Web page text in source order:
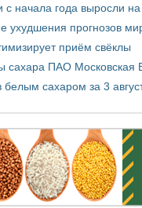
начала года выросли
ухудшения прогнозов
приём свёклы
ПАО Московская
белым сахаром за 3